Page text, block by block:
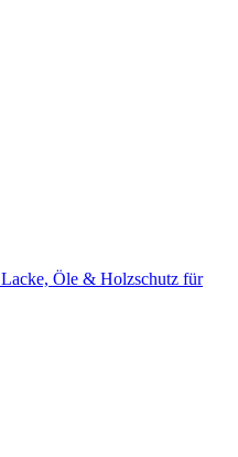
Lacke, Öle & Holzschutz für